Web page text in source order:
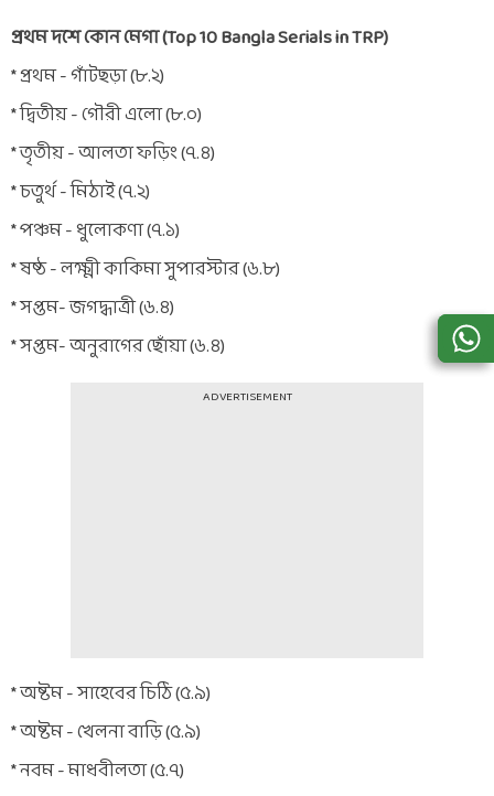
প্রথম দশে কোন মেগা (Top 10 Bangla Serials in TRP)
* প্রথম - গাঁটছড়া (৮.২)
* দ্বিতীয় - গৌরী এলো (৮.০)
* তৃতীয় - আলতা ফড়িং (৭.৪)
* চতুর্থ - মিঠাই (৭.২)
* পঞ্চম - ধুলোকণা (৭.১)
* ষষ্ঠ - লক্ষ্মী কাকিমা সুপারস্টার (৬.৮)
* সপ্তম- জগদ্ধাত্রী (৬.৪)
* সপ্তম- অনুরাগের ছোঁয়া (৬.৪)
ADVERTISEMENT
* অষ্টম - সাহেবের চিঠি (৫.৯)
* অষ্টম - খেলনা বাড়ি (৫.৯)
* নবম - মাধবীলতা (৫.৭)